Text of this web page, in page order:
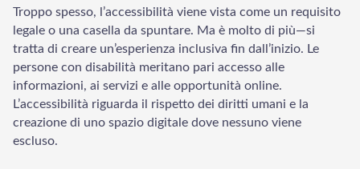
Troppo spesso, l’accessibilità viene vista come un requisito
legale o una casella da spuntare. Ma è molto di più—si
tratta di creare un’esperienza inclusiva fin dall’inizio. Le
persone con disabilità meritano pari accesso alle
informazioni, ai servizi e alle opportunità online.
L’accessibilità riguarda il rispetto dei diritti umani e la
creazione di uno spazio digitale dove nessuno viene
escluso.